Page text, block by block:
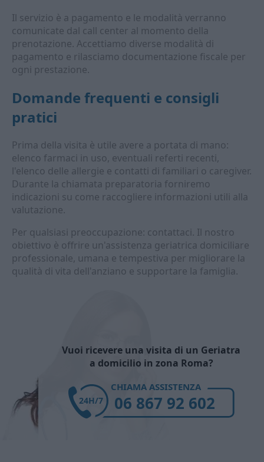
Il servizio è a pagamento e le modalità verranno
comunicate dal call center al momento della
prenotazione. Accettiamo diverse modalità di
pagamento e rilasciamo documentazione fiscale per
ogni prestazione.
Domande frequenti e consigli
pratici
Prima della visita è utile avere a portata di mano:
elenco farmaci in uso, eventuali referti recenti,
l'elenco delle allergie e contatti di familiari o caregiver.
Durante la chiamata preparatoria forniremo
indicazioni su come raccogliere informazioni utili alla
valutazione.
Per qualsiasi preoccupazione: contattaci. Il nostro
obiettivo è offrire un'assistenza geriatrica domiciliare
professionale, umana e tempestiva per migliorare la
qualità di vita dell'anziano e supportare la famiglia.
Vuoi ricevere una visita di un Geriatra
a domicilio in zona Roma?
CHIAMA ASSISTENZA
06 867 92 602
24H/7